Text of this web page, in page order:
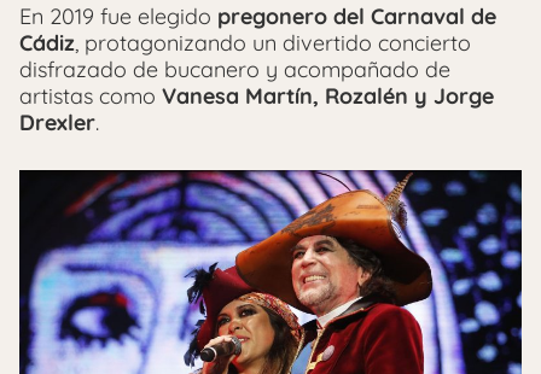
En 2019 fue elegido pregonero del Carnaval de
Cádiz, protagonizando un divertido concierto
disfrazado de bucanero y acompañado de
artistas como Vanesa Martín, Rozalén y Jorge
Drexler.